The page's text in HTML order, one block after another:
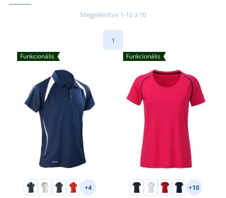
Megjelenítve 1-10 a 10
1
Funkcionális
+4
Funkcionális
+10